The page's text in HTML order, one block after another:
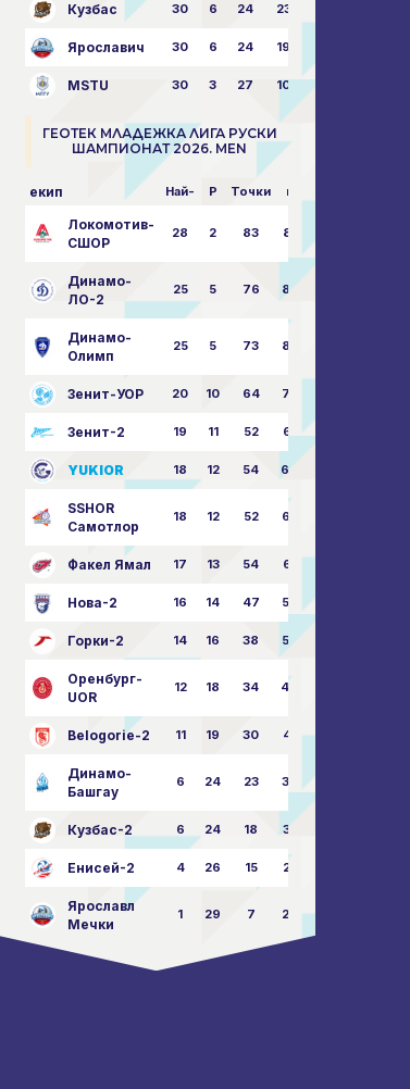
Кузбас 30 6 24 23
Ярославич 30 6 24 19
MSTU 30 3 27 10 25:87
ГЕОТЕК МЛАДЕЖКА ЛИГА РУСКИ
ШАМПИОНАТ 2026. MEN
екип Най- P Точки пара
Локомотив-
СШОР
28 2 83 85:14
Динамо-
ЛО-2
25 5 76 82:30
Динамо-
Олимп
25 5 73 80:32
Зенит-УОР 20 10 64 74:43
Зенит-2 19 11 52 68:51
YUKIOR 18 12 54 64:46
SSHOR
Самотлор
18 12 52 64:50
Факел Ямал 17 13 54 65:52
Нова-2 16 14 47 58:57
Горки-2 14 16 38 50:63
Оренбург-
UOR
12 18 34 49:67
Belogorie-2 11 19 30 44:71
Динамо-
Башгау
6 24 23 36:75
Кузбас-2 6 24 18 35:82
Енисей-2 4 26 15 25:82
Ярославл
Мечки
1 29 7 23:87